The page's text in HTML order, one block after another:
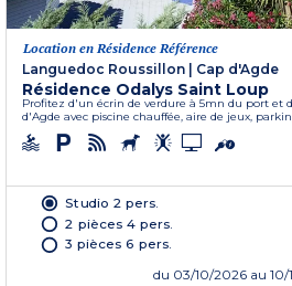
Location en Résidence Référence
Languedoc Roussillon
Cap d'Agde
Résidence Odalys Saint Loup
Profitez d'un écrin de verdure à 5mn du port et
d'Agde avec piscine chauffée, aire de jeux,
Studio 2 pers.
2 pièces 4 pers.
3 pièces 6 pers.
du 03/10/2026 au